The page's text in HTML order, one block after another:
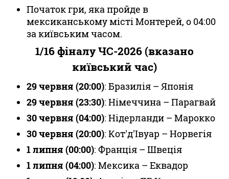
Початок гри, яка пройде в
мексиканському місті Монтерей, о 04:00
за київським часом.
1/16 фіналуЧС-2026 (вказано
київський час)
29 червня (20:00): Бразилія – Японія
29 червня (23:30): Німеччина – Парагвай
30 червня (04:00): Нідерланди – Марокко
30 червня (20:00): Кот'д'Івуар – Норвегія
1 липня (00:00): Франція – Швеція
1 липня (04:00): Мексика – Еквадор